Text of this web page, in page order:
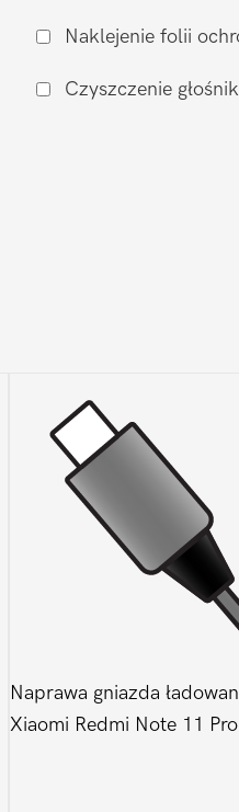
XiaomiNaklejenie folii
Czyszczenie
Naprawa gniazda
Xiaomi Redmi Note 11